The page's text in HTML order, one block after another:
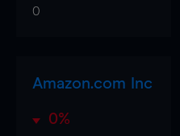
0
Amazon.com Inc
0%